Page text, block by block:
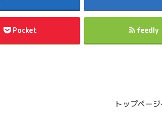
Pocket feedly
トップペー